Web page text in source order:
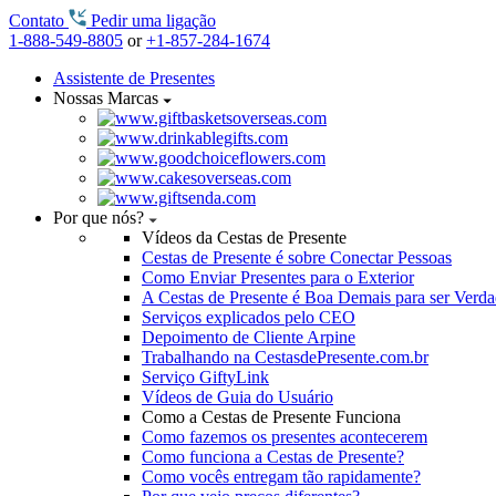
Contato
Pedir uma ligação
1-888-549-8805 or+1-857-284-1674
Assistente de Presentes
Nossas Marcas
Por que nós?
Vídeos da Cestas de Presente
Cestas de Presente é sobre Conectar Pessoas
Como Enviar Presentes para o Exterior
A Cestas de Presente é Boa Demais para ser
Serviços explicados pelo CEO
Depoimento de Cliente Arpine
Trabalhando na CestasdePresente.com.br
Serviço GiftyLink
Vídeos de Guia do Usuário
Como a Cestas de Presente Funciona
Como fazemos os presentes acontecerem
Como funciona a Cestas de Presente?
Como vocês entregam tão rapidamente?